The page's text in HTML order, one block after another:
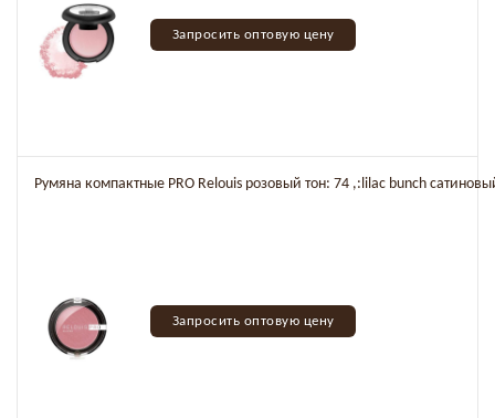
Запросить оптовую цену
Румяна компактные PRO Relouis розовый тон: 74 ,:lilac bunch
Запросить оптовую цену